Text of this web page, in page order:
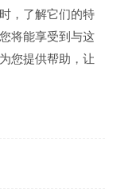
，了解它们的特
将能享受到与这
您提供帮助，让